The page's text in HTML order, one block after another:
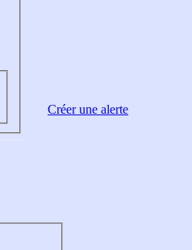
Créer une alerte